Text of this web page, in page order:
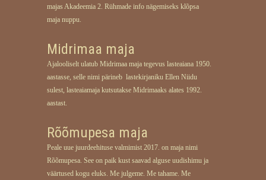
majas Akadeemia 2. Rühmade info nägemiseks klõpsa
maja nuppu.
Midrimaa maja
Ajalooliselt ulatub Midrimaa maja tegevus lasteaiana 1950.
aastasse, selle nimi pärineb lastekirjaniku Ellen Niidu
sulest, lasteaiamaja kutsutakse Midrimaaks alates 1992.
aastast.
Rõõmupesa maja
Peale uue juurdeehituse valmimist 2017. on maja nimi
Rõõmupesa. See on paik kust saavad alguse uudishimu ja
väärtused kogu eluks. Me julgeme. Me tahame. Me